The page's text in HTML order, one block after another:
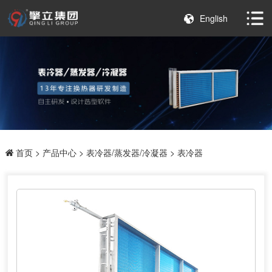
English
首页> 产品中心> 表冷器/蒸发器/冷凝器 > 表冷器